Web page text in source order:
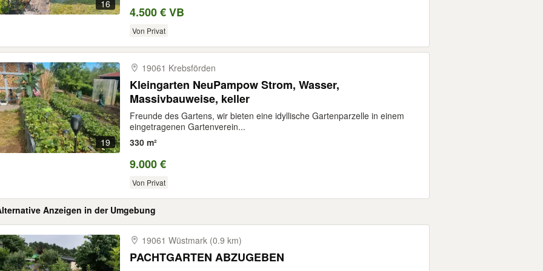
16
4.500 € VB
Von Privat
19
19061 Krebsförden
Kleingarten NeuPampow Strom, Wasser,
Massivbauweise, keller
Freunde des Gartens, wir bieten eine idyllische Gartenparzelle in einem
eingetragenen Gartenverein...
330 m²
9.000 €
Von Privat
Anzeigen in der Umgebung
19061 Wüstmark (0.9 km)
PACHTGARTEN ABZUGEBEN